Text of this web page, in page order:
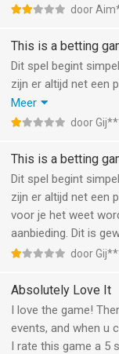
door
This is a betting
Dit spel begint
zijn er altijd net een
voor je het weet
aanbieding. Dit is
een probleem is ligt
mis ging.
De beste tip; begin
Meer
door
This is a betting
Dit spel begint
zijn er altijd net een
voor je het weet
aanbieding. Dit is
door
Absolutely Love It
I love the game!
events, and when u
I rate this game a 5